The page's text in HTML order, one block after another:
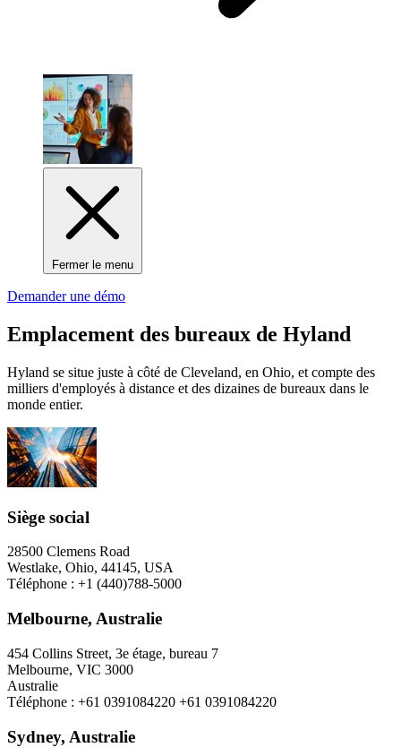
Fermer le menu
Demander une démo
Emplacement des bureaux de Hyland
Hyland se situe juste à côté de Cleveland, en Ohio, et compte des
milliers d'employés à distance et des dizaines de bureaux dans le
monde entier.
Siège social
28500 Clemens Road
Westlake, Ohio, 44145, USA
Téléphone : +1 (440)788-5000
Melbourne, Australie
454 Collins Street, 3e étage, bureau 7
Melbourne, VIC 3000
Australie
Téléphone : +61 0391084220 +61 0391084220
Sydney, Australie